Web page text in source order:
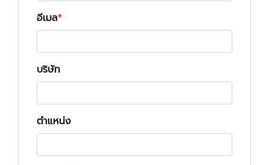
อีเมล
บริษัท
ตำแหน่ง